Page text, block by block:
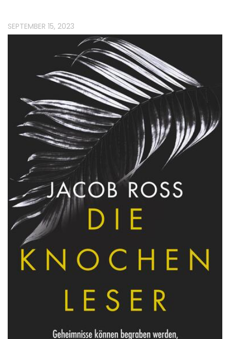
SEPTEMBER 15, 2023